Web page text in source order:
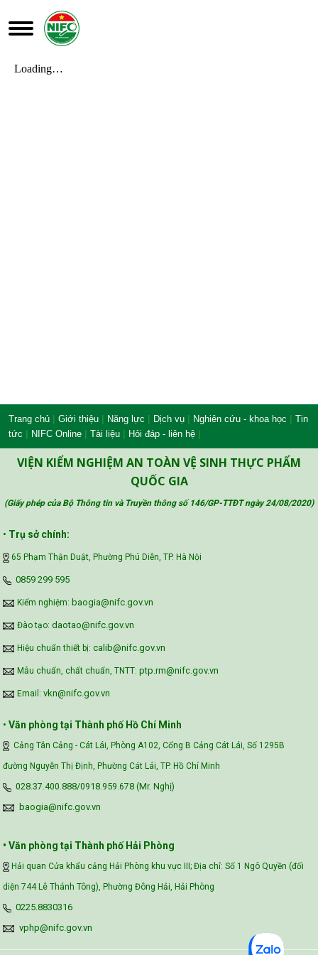
Trang chủ | Giới thiệu | Năng lực | Dịch vụ | Nghiên cứu - khoa học | Tin
tức | NIFC Online | Tài liệu | Hỏi đáp - liên hệ |
VIỆN KIỂM NGHIỆM AN TOÀN VỆ SINH THỰC PHẨM
QUỐC GIA
(Giấy phép của Bộ Thông tin và Truyền thông số 146/GP-TTĐT ngày 24/08/2020)
• Trụ sở chính:
65 Phạm Thận Duật, Phường Phú Diễn, TP. Hà Nội
‪0859 299 595‬
Kiểm nghiệm: baogia@nifc.gov.vn
Đào tạo: daotao@nifc.gov.vn
Hiệu chuẩn thiết bị: calib@nifc.gov.vn
Mẫu chuẩn, chất chuẩn, TNTT: ptp.rm@nifc.gov.vn
Email: vkn@nifc.gov.vn
• Văn phòng tại Thành phố Hồ Chí Minh
Cảng Tân Cảng - Cát Lái, Phòng A102, Cổng B Cảng Cát Lái, Số 1295B
đường Nguyễn Thị Định, Phường Cát Lái, TP. Hồ Chí Minh
028.37.400.888/0918.959.678 (Mr. Nghị)
baogia@nifc.gov.vn
• Văn phòng tại Thành phố Hải Phòng
Hải quan Cửa khẩu cảng Hải Phòng khu vực III; Địa chỉ: Số 1 Ngô Quyền (đối
diện 744 Lê Thánh Tông), Phường Đông Hải, Hải Phòng
0225.8830316
vphp@nifc.gov.vn